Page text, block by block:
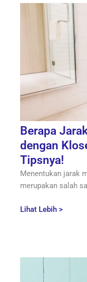
Berapa
dengan
Tipsnya!
Menentukan jarak
merupakan salah
Lihat Lebih >